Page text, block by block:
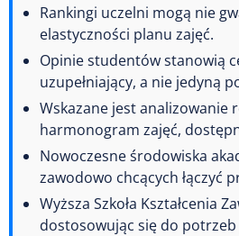
Rankingi uczelni mogą nie
elastyczności planu zajęć.
Opinie studentów stanowią
uzupełniający, a nie jedyną
Wskazane jest analizowanie
harmonogram zajęć,
Nowoczesne środowiska
zawodowo chcących łączyć
Wyższa Szkoła
dostosowując się do